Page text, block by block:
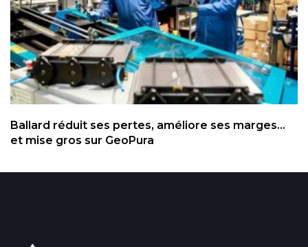
Ballard réduit ses pertes, améliore ses marges...
et mise gros sur GeoPura